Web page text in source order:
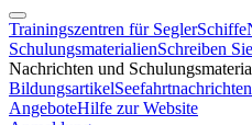
Trainingszentren für SeglerSchiffe
SchulungsmaterialienSchreiben
Nachrichten und
BildungsartikelSeefahrtnachrichten
AngeboteHilfe zur Website